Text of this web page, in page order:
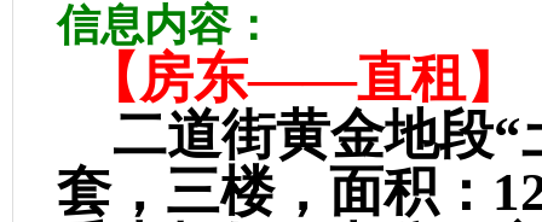
信息内容：
【房东——直租】
二道街黄金地段
套， 三楼，面积：